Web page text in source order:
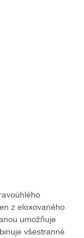
z eloxovaného
umožňuje
všestranné